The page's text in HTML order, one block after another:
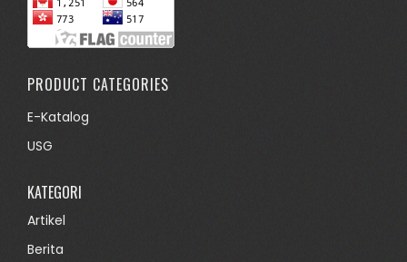
PRODUCT CATEGORIES
E-Katalog
USG
KATEGORI
Artikel
Berita